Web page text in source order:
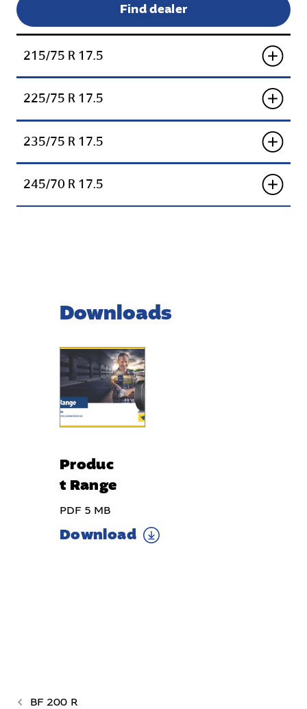
Find dealer
215/75 R 17.5
225/75 R 17.5
235/75 R 17.5
245/70 R 17.5
Downloads
Produc
t Range
PDF 5 MB
Download
BF 200 R